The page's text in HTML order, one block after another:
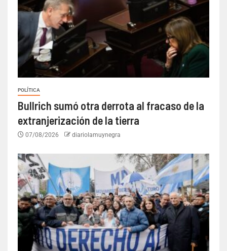
POLÍTICA
Bullrich sumó otra derrota al fracaso de la
extranjerización de la tierra
07/08/2026 diariolamuynegra